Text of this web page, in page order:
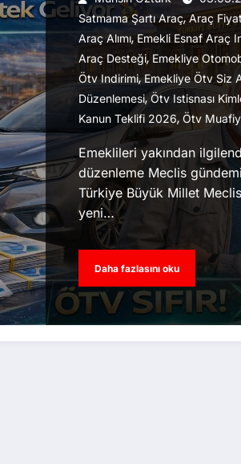
Satmama Şartı Araç,Araç
Araç Alımı,Emekli Esnaf Araç
Araç Desteği, Emekliye
Ötv Indirimi,Emekliye Ötv Siz
Düzenlemesi,Ötv Istisnası
Kanun Teklifi 2026, Ötv
Emeklileri yakından
düzenleme Meclis
Türkiye Büyük Millet
yeni…
Daha fazlasını oku